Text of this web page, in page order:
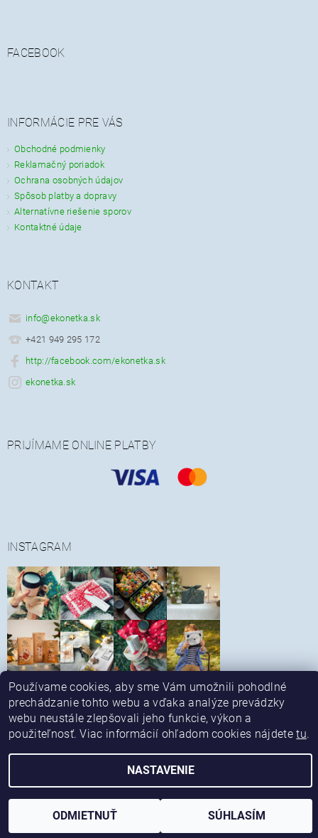
FACEBOOK
INFORMÁCIE PRE VÁS
Obchodné podmienky
Reklamačný poriadok
Ochrana osobných údajov
Spôsob platby a dopravy
Alternatívne riešenie sporov
Kontaktné údaje
KONTAKT
info@ekonetka.sk
+421 949 295 172
http://facebook.com/ekonetka.sk
ekonetka.sk
PRIJÍMAME ONLINE PLATBY
INSTAGRAM
Sledovať na Instagrame
Obchodné podmienky | Reklamačný poriadok |
Spôsob platby a dopravy | Alternatívne riešenie sporov
Kontaktné údaje | Ochrana osobných údajov
2026 © ekonetka, všetky práva vyhradenéUpraviť nastavenie cookies
Vytvoril Shoptet
Používame cookies, aby sme Vám umožnili pohodlné
prechádzanie tohto webu a vďaka analýze prevádzky
webu neustále zlepšovali jeho funkcie, výkon a
použiteľnosť. Viac informácií ohľadom cookies nájdetetu.
NASTAVENIE
ODMIETNUŤ SÚHLASÍM